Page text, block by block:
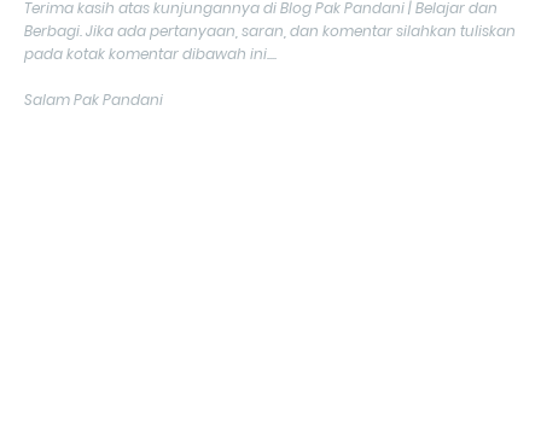
Terima kasih atas kunjungannya di Blog Pak Pandani | Belajar dan
Berbagi. Jika ada pertanyaan, saran, dan komentar silahkan tuliskan
pada kotak komentar dibawah ini....
Salam Pak Pandani